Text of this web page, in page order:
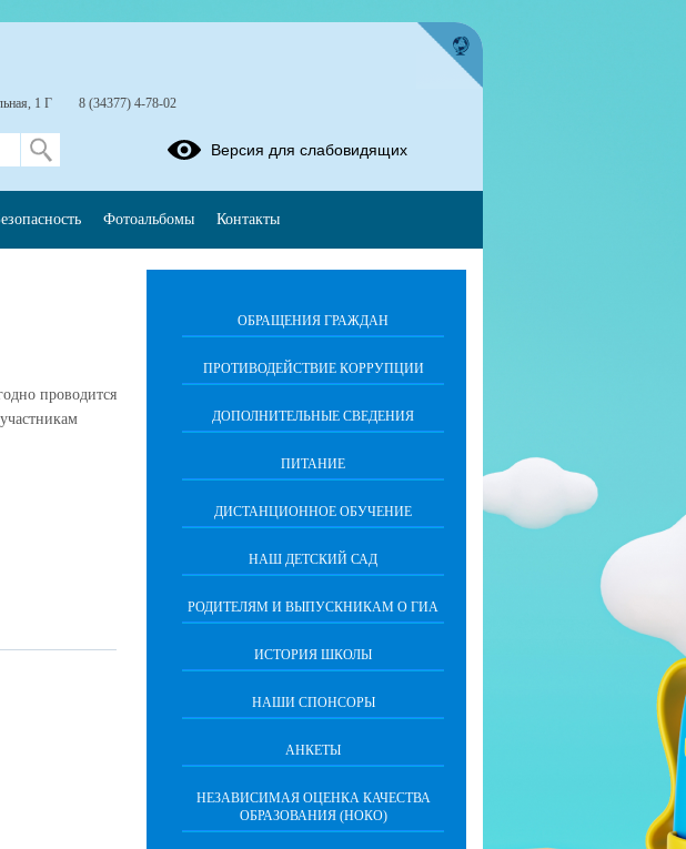
проводится
ОБРАЩЕНИЯ ГРАЖДАН
ПРОТИВОДЕЙСТВИЕ КОРРУПЦИИ
ДОПОЛНИТЕЛЬНЫЕ СВЕДЕНИЯ
ПИТАНИЕ
ДИСТАНЦИОННОЕ ОБУЧЕНИЕ
НАШ ДЕТСКИЙ САД
РОДИТЕЛЯМ И ВЫПУСКНИКАМ О ГИА
ИСТОРИЯ ШКОЛЫ
НАШИ СПОНСОРЫ
АНКЕТЫ
НЕЗАВИСИМАЯ ОЦЕНКА КАЧЕСТВА
ОБРАЗОВАНИЯ (НОКО)
1 Г 8 (34377) 4-78-02
Версия для слабовидящих
Фотоальбомы Контакты